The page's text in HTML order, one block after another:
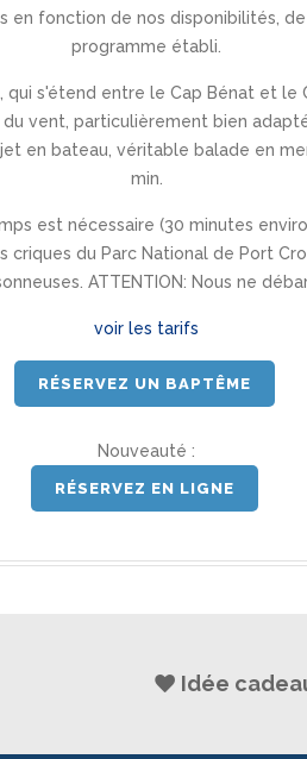
en fonction de nos disponibilités,
programme établi.
qui s'étend entre le Cap Bénat et le
du vent, particulièrement bien
en bateau, véritable balade en
min.
est nécessaire (30 minutes
du Parc National de Port
ATTENTION: Nous ne
voir les tarifs
RÉSERVEZ UN BAPTÊME
Nouveauté :
RÉSERVEZ EN LIGNE
Idée